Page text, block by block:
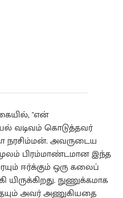
"என்
வடிவம் கொடுத்தவர்
அவருடைய
பிரம்மாண்டமான இந்த
ஈர்க்கும் ஒரு கலைப்
நுணுக்கமாக
அவர் அணுகியதை